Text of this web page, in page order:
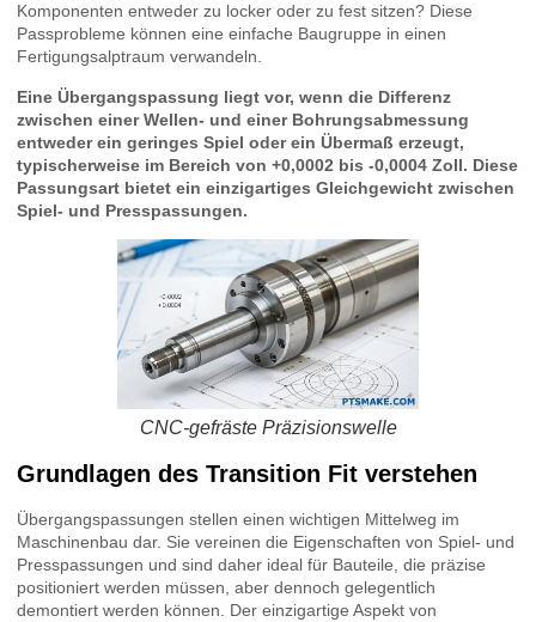
Komponenten entweder zu locker oder zu fest sitzen? Diese
Passprobleme können eine einfache Baugruppe in einen
Fertigungsalptraum verwandeln.
Eine Übergangspassung liegt vor, wenn die Differenz
zwischen einer Wellen- und einer Bohrungsabmessung
entweder ein geringes Spiel oder ein Übermaß erzeugt,
typischerweise im Bereich von +0,0002 bis -0,0004 Zoll. Diese
Passungsart bietet ein einzigartiges Gleichgewicht zwischen
Spiel- und Presspassungen.
CNC-gefräste Präzisionswelle
Grundlagen des Transition Fit verstehen
Übergangspassungen stellen einen wichtigen Mittelweg im
Maschinenbau dar. Sie vereinen die Eigenschaften von Spiel- und
Presspassungen und sind daher ideal für Bauteile, die präzise
positioniert werden müssen, aber dennoch gelegentlich
demontiert werden können. Der einzigartige Aspekt von